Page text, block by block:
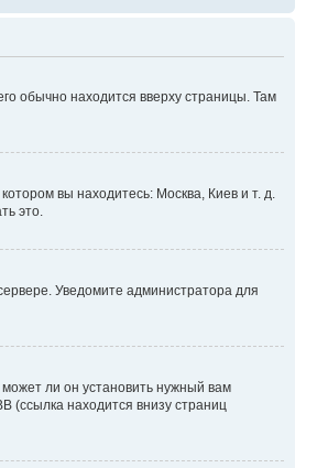
обычно находится вверху страницы. Там
вы находитесь: Москва, Киев и т. д.
это.
Уведомите администратора для
ли он установить нужный вам
(ссылка находится внизу страниц